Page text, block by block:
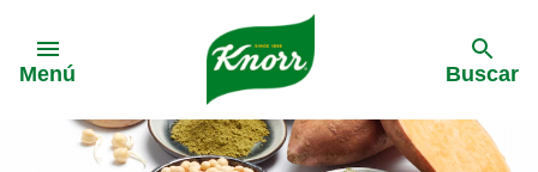
Menú Buscar